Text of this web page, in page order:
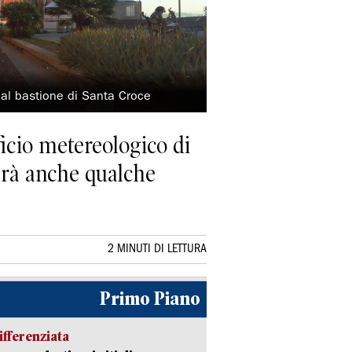
bastione di Santa Croce
metereologico di
anche qualche
2 MINUTI DI LETTURA
Primo Piano